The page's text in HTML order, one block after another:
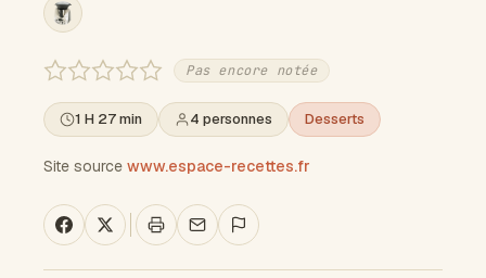
Pas encore notée
1 H 27 min 4 personnes Desserts
Site source www.espace-recettes.fr